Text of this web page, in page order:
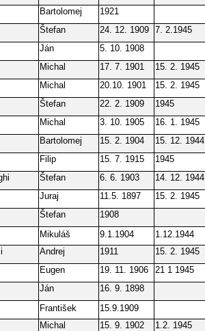
Bartolomej 1921
Štefan 24. 12. 1909 7. 2.1945
Ján 5. 10. 1908
Michal 17. 7. 1901 15. 2. 1945
Michal 20.10. 1901 15. 2. 1945
Štefan 22. 2. 1909
1945
Michal 3. 10. 1905 16. 1. 1945
Bartolomej 15. 2. 1904 15. 12. 1944
Filip 15. 7. 1915 1945
Štefan 6. 6. 1903 14. 12. 1944
Juraj 11.5. 1897 15. 2. 1945
Štefan 1908
Mikuláš 9.1.1904 1.12.1944
Andrej 1911 15. 2. 1945
Eugen 19. 11. 1906 21 1 1945
Ján
16. 9. 1898
František 15.9.1909
Michal 15. 9. 1902 1.2. 1945